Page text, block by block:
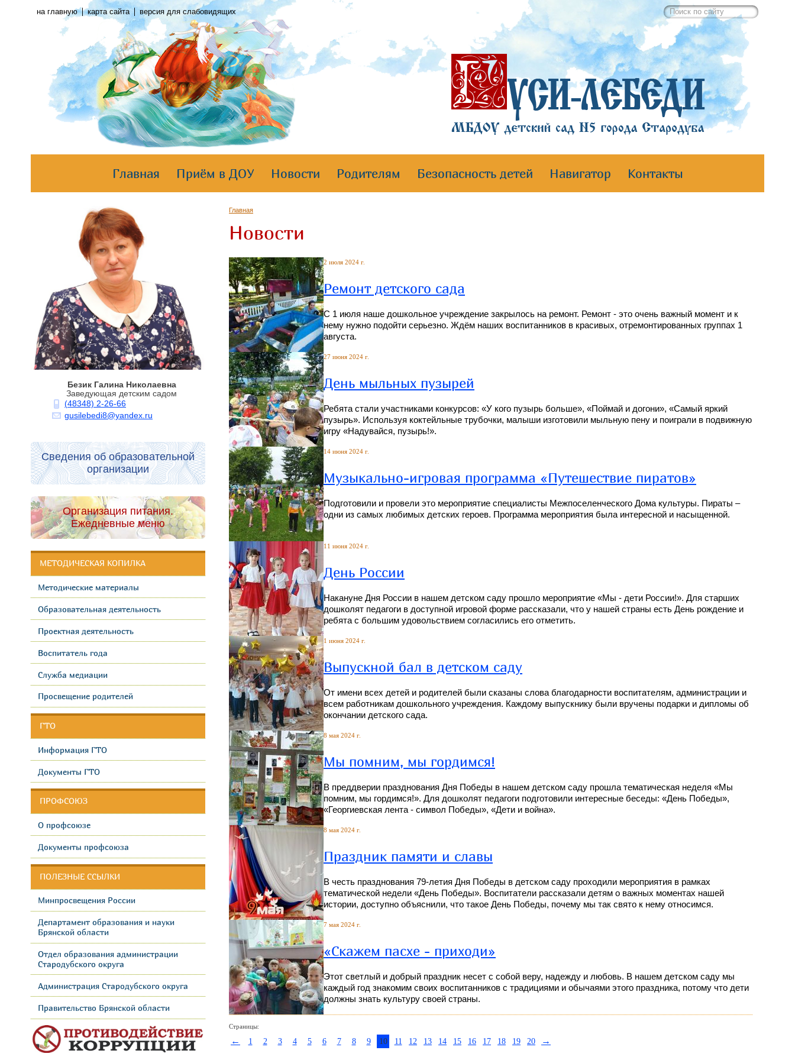
на главную карта сайта версия для слабовидящих
Главная Приём в ДОУ Новости Родителям Безопасность детей Навигатор Контакты
Безик Галина Николаевна
Заведующая детским садом
(48348) 2-26-66
gusilebedi8@yandex.ru
Сведения об образовательной
организации
Организация питания.
Ежедневные меню
МЕТОДИЧЕСКАЯ КОПИЛКА
Методические материалы
Образовательная деятельность
Проектная деятельность
Воспитатель года
Служба медиации
Просвещение родителей
ГТО
Информация ГТО
Документы ГТО
ПРОФСОЮЗ
О профсоюзе
Документы профсоюза
ПОЛЕЗНЫЕ ССЫЛКИ
Минпросвещения России
Департамент образования и науки
Брянской области
Отдел образования администрации
Стародубского округа
Администрация Стародубского округа
Правительство Брянской области
Главная
Новости
2 июля 2024 г.
Ремонт детского сада
С 1 июля наше дошкольное учреждение закрылось на ремонт. Ремонт - это очень важный момент и к
нему нужно подойти серьезно. Ждём наших воспитанников в красивых, отремонтированных группах 1
августа.
27 июня 2024 г.
День мыльных пузырей
Ребята стали участниками конкурсов: «У кого пузырь больше», «Поймай и догони», «Самый яркий
пузырь». Используя коктейльные трубочки, малыши изготовили мыльную пену и поиграли в подвижную
игру «Надувайся, пузырь!».
14 июня 2024 г.
Музыкально-игровая программа «Путешествие пиратов»
Подготовили и провели это мероприятие специалисты Межпоселенческого Дома культуры. Пираты –
одни из самых любимых детских героев. Программа мероприятия была интересной и насыщенной.
11 июня 2024 г.
День России
Накануне Дня России в нашем детском саду прошло мероприятие «Мы - дети России!». Для старших
дошколят педагоги в доступной игровой форме рассказали, что у нашей страны есть День рождение и
ребята с большим удовольствием согласились его отметить.
1 июня 2024 г.
Выпускной бал в детском саду
От имени всех детей и родителей были сказаны слова благодарности воспитателям, администрации и
всем работникам дошкольного учреждения. Каждому выпускнику были вручены подарки и дипломы об
окончании детского сада.
8 мая 2024 г.
Мы помним, мы гордимся!
В преддверии празднования Дня Победы в нашем детском саду прошла тематическая неделя «Мы
помним, мы гордимся!». Для дошколят педагоги подготовили интересные беседы: «День Победы»,
«Георгиевская лента - символ Победы», «Дети и война».
8 мая 2024 г.
Праздник памяти и славы
В честь празднования 79-летия Дня Победы в детском саду проходили мероприятия в рамках
тематической недели «День Победы». Воспитатели рассказали детям о важных моментах нашей
истории, доступно объяснили, что такое День Победы, почему мы так свято к нему относимся.
7 мая 2024 г.
«Скажем пасхе - приходи»
Этот светлый и добрый праздник несет с собой веру, надежду и любовь. В нашем детском саду мы
каждый год знакомим своих воспитанников с традициями и обычаями этого праздника, потому что дети
должны знать культуру своей страны.
Страницы:
← 1 2 3 4 5 6 7 8 9 10 11 12 13 14 15 16 17 18 19 20 →